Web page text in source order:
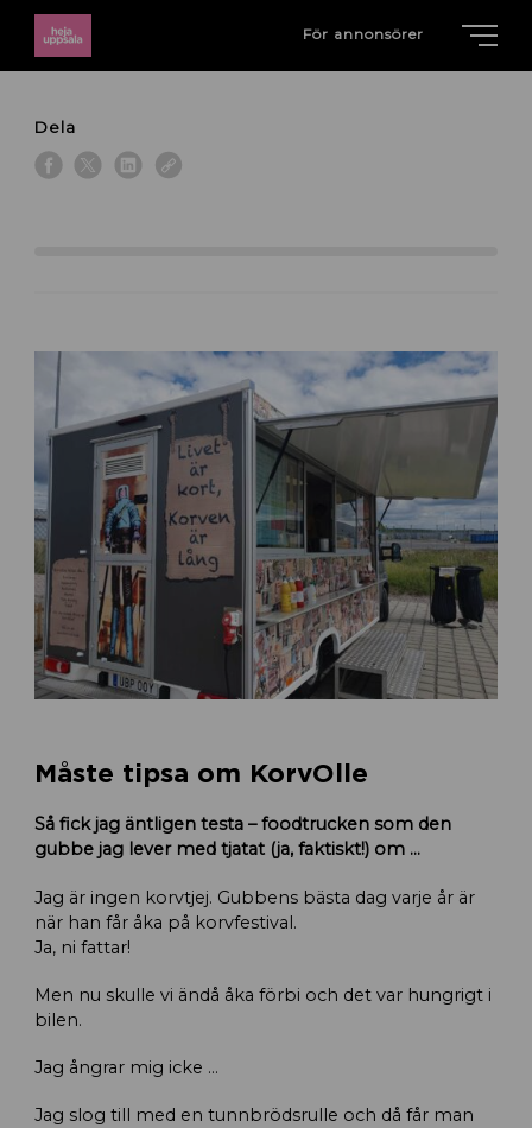
För annonsörer
Dela
Måste tipsa om KorvOlle
Så fick jag äntligen testa – foodtrucken som den
gubbe jag lever med tjatat (ja, faktiskt!) om …
Jag är ingen korvtjej. Gubbens bästa dag varje år är
när han får åka på korvfestival.
Ja, ni fattar!
Men nu skulle vi ändå åka förbi och det var hungrigt i
bilen.
Jag ångrar mig icke …
Jag slog till med en tunnbrödsrulle och då får man